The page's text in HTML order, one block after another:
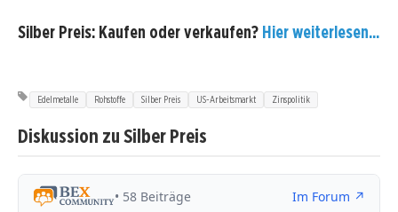
Silber Preis: Kaufen oder verkaufen? Hier weiterlesen...
Edelmetalle Rohstoffe Silber Preis US-Arbeitsmarkt Zinspolitik
Diskussion zu Silber Preis